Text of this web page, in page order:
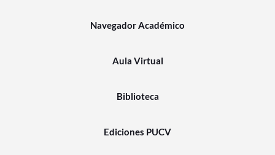
Navegador Académico
Aula Virtual
Biblioteca
Ediciones PUCV